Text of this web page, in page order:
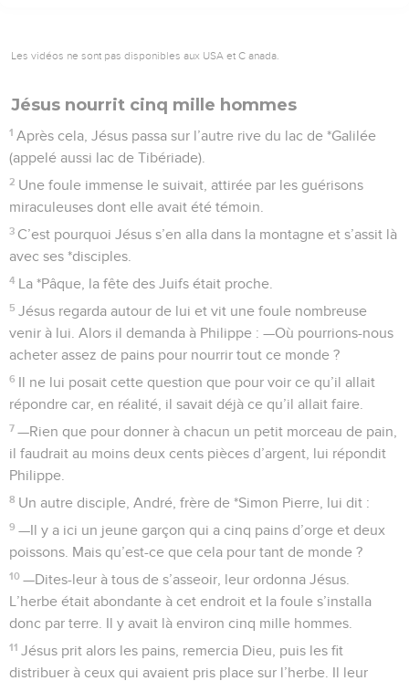
Les vidéos ne sont pas disponibles aux USA et C anada.
Jésus nourrit cinq mille hommes
1 Après cela, Jésus passa sur l’autre rive du lac de *Galilée
(appelé aussi lac de Tibériade).
2 Une foule immense le suivait, attirée par les guérisons
miraculeuses dont elle avait été témoin.
3 C’est pourquoi Jésus s’en alla dans la montagne et s’assit là
avec ses *disciples.
4 La *Pâque, la fête des Juifs était proche.
5 Jésus regarda autour de lui et vit une foule nombreuse
venir à lui. Alors il demanda à Philippe : —Où pourrions-nous
acheter assez de pains pour nourrir tout ce monde ?
6 Il ne lui posait cette question que pour voir ce qu’il allait
répondre car, en réalité, il savait déjà ce qu’il allait faire.
7 —Rien que pour donner à chacun un petit morceau de pain,
il faudrait au moins deux cents pièces d’argent, lui répondit
Philippe.
8 Un autre disciple, André, frère de *Simon Pierre, lui dit :
9 —Il y a ici un jeune garçon qui a cinq pains d’orge et deux
poissons. Mais qu’est-ce que cela pour tant de monde ?
10 —Dites-leur à tous de s’asseoir, leur ordonna Jésus.
L’herbe était abondante à cet endroit et la foule s’installa
donc par terre. Il y avait là environ cinq mille hommes.
11 Jésus prit alors les pains, remercia Dieu, puis les fit
distribuer à ceux qui avaient pris place sur l’herbe. Il leur